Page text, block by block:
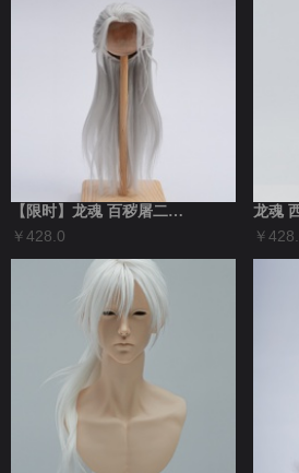
【限时】龙魂 百秽屠二造同款 A、B造...
￥428.0 ￥